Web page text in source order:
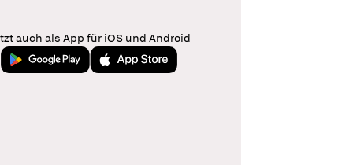
auch als App für iOS und Android
Jetzt bei Google PlayLaden im App Store